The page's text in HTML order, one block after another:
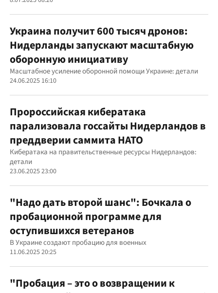
Украина получит 600 тысяч дронов:
Нидерланды запускают масштабную
оборонную инициативу
Масштабное усиление оборонной помощи Украине: детали
24.06.2025 16:10
Пророссийская кибератака
парализовала госсайты Нидерландов в
преддверии саммита НАТО
Кибератака на правительственные ресурсы Нидерландов:
детали
23.06.2025 23:00
"Надо дать второй шанс": Бочкала о
пробационной программе для
оступившихся ветеранов
В Украине создают пробацию для военных
11.06.2025 20:25
"Пробация – это о возвращении к